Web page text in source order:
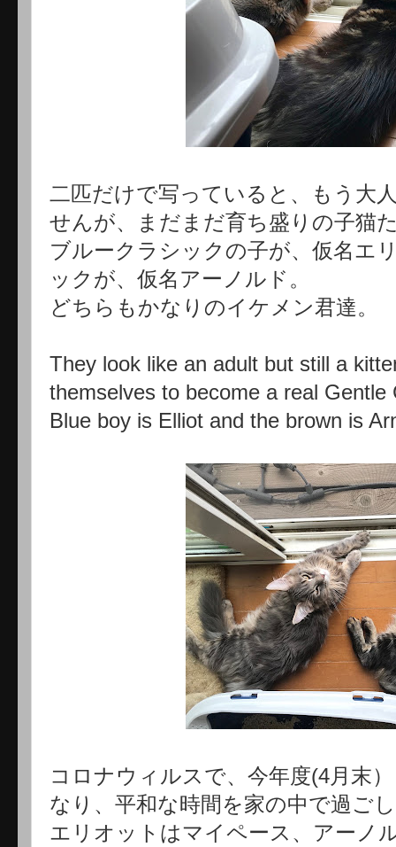
二匹だけで写っていると、もう大
せんが、まだまだ育ち盛りの子猫
ブルークラシックの子が、仮名
ックが、仮名アーノルド。
どちらもかなりのイケメン君達。
They look like an adult but still a
themselves to become a real Gentle
Blue boy is Elliot and the brown is
コロナウィルスで、今年度(4月末
なり、平和な時間を家の中で過ご
エリオットはマイペース、アーノ